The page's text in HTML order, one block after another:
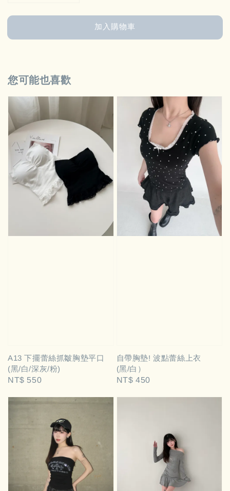
加入購物車
您可能也喜歡
A13 下擺蕾絲抓皺胸墊平口
(黑/白/深灰/粉)
Regular
NT$ 550
自帶胸墊! 波點蕾絲上衣
(黑/白）
Regular
NT$ 450